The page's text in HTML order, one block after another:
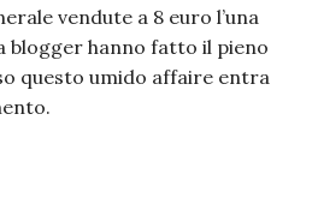
vendute a 8 euro l’una
blogger hanno fatto il pieno
questo umido affaire entra